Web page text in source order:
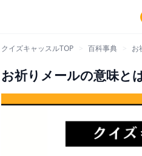
クイズキャッスルTOP 百科事典 お
お祈りメールの意味と